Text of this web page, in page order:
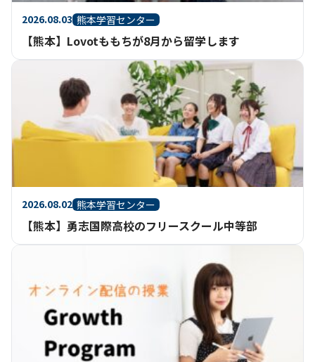
2026.08.03 熊本学習センター
【熊本】Lovotももちが8月から留学します
2026.08.02 熊本学習センター
【熊本】勇志国際高校のフリースクール中等部